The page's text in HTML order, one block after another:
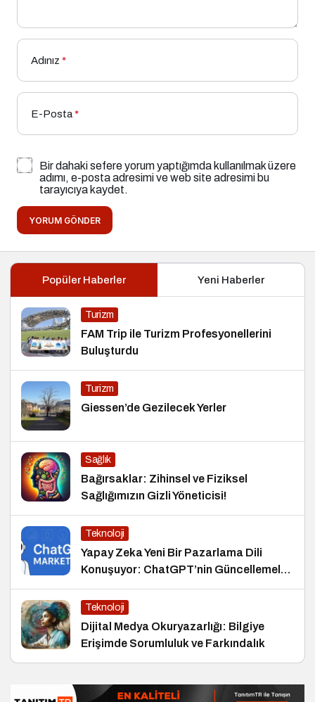
Adınız *
E-Posta*
Bir dahaki sefere yorum yaptığımda kullanılmak üzere
adımı, e-posta adresimi ve web site adresimi bu
tarayıcıya kaydet.
YORUM GÖNDER
Popüler Haberler Yeni Haberler
Turizm
FAM Trip ile Turizm Profesyonellerini
Buluşturdu
Turizm
Giessen’de Gezilecek Yerler
Sağlık
Bağırsaklar: Zihinsel ve Fiziksel
Sağlığımızın Gizli Yöneticisi!
Teknoloji
Yapay Zeka Yeni Bir Pazarlama Dili
Konuşuyor: ChatGPT’nin Güncellemeleri
ve Markalara Yönelik Fırsatlar
Teknoloji
Dijital Medya Okuryazarlığı: Bilgiye
Erişimde Sorumluluk ve Farkındalık